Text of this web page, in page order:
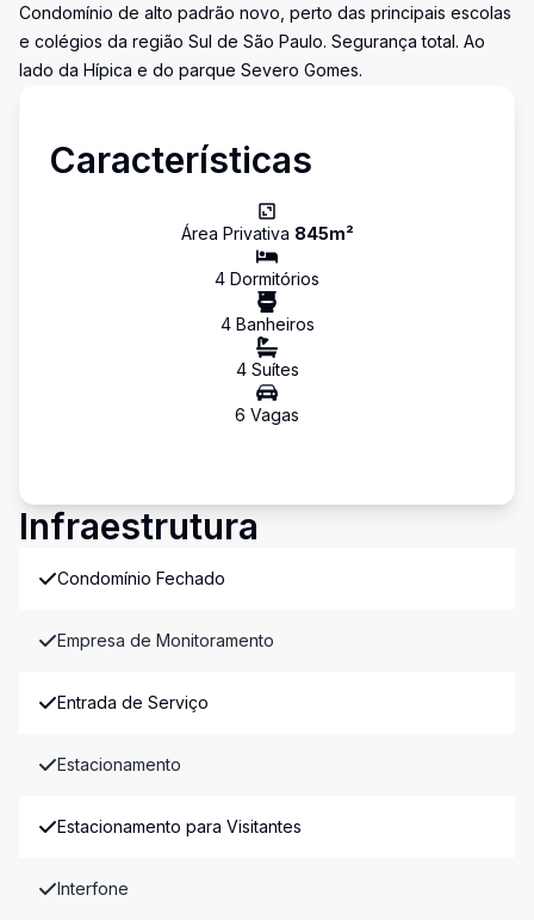
Condomínio de alto padrão novo, perto das principais escolas
e colégios da região Sul de São Paulo. Segurança total. Ao
lado da Hípica e do parque Severo Gomes.
Características
Área Privativa 845m²
4 Dormitórios
4Banheiros
4Suítes
6 Vagas
Infraestrutura
Condomínio Fechado
Empresa de Monitoramento
Entrada de Serviço
Estacionamento
Estacionamento para Visitantes
Interfone